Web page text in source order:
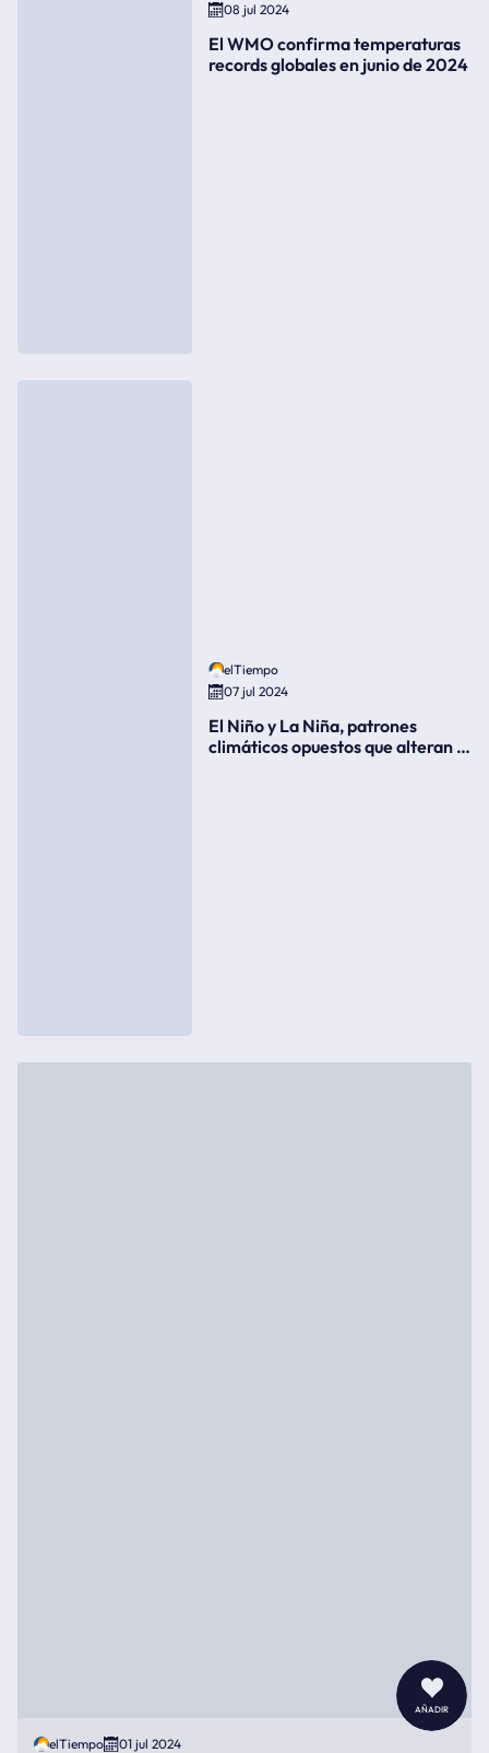
añadir
08 jul 2024
El WMO confirma temperaturas
records globales en junio de 2024
elTiempo
07 jul 2024
El Niño y La Niña, patrones
climáticos opuestos que alteran la
elTiempo 01 jul 2024